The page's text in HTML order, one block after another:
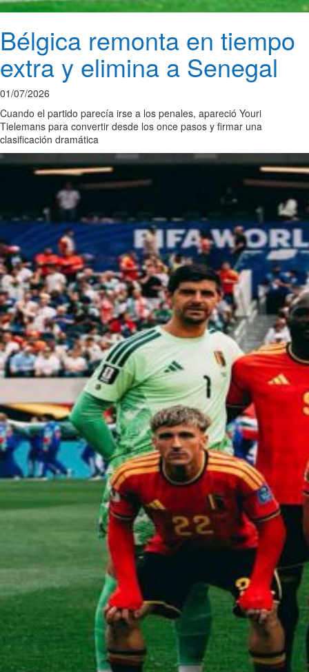
Bélgica remonta en tiempo
extra y elimina a Senegal
01/07/2026
Cuando el partido parecía irse a los penales, apareció Youri
Tielemans para convertir desde los once pasos y firmar una
clasificación dramática